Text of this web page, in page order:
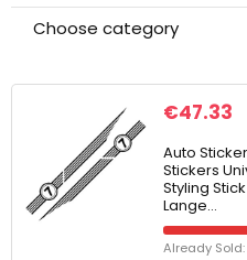
Choose category
€47.33
Auto
Stickers
Styling
Lange…
Already Sold: